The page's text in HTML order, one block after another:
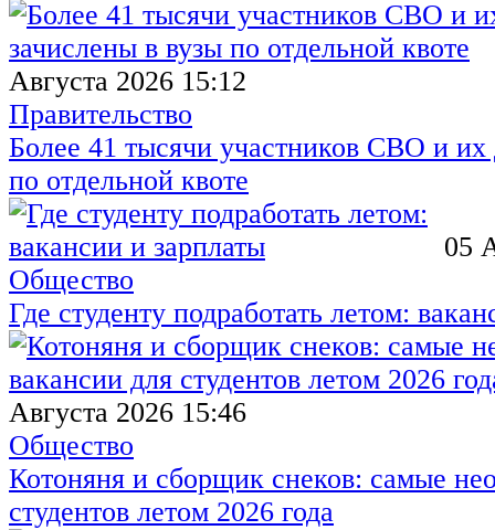
Августа 2026 15:12
Правительство
Более 41 тысячи участников СВО и их
по отдельной квоте
05
Общество
Где студенту подработать летом:
Августа 2026 15:46
Общество
Котоняня и сборщик снеков: самые
студентов летом 2026 года